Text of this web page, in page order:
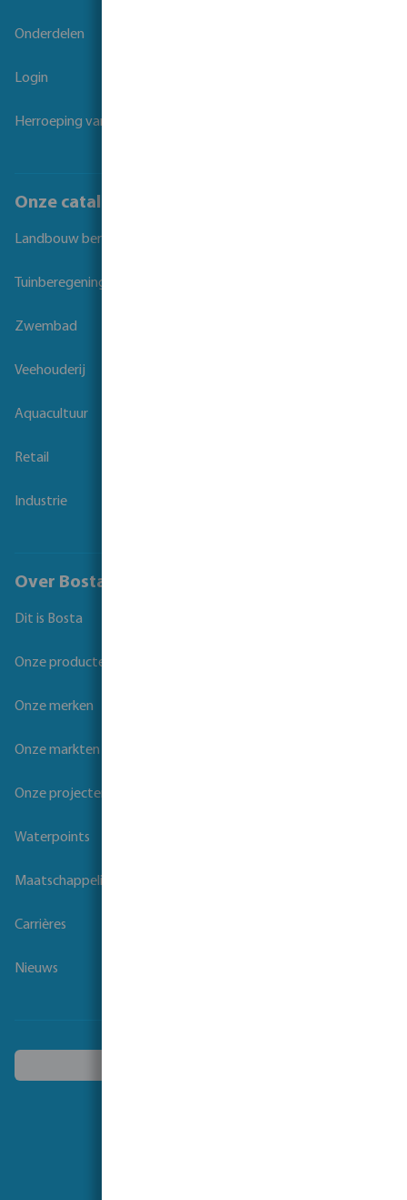
Onderdelen
Login
Herroeping van overeenkomst
Onze catalogi
Landbouw beregening
Tuinberegening
Zwembad
Veehouderij
Aquacultuur
Retail
Industrie
Over Bosta
Dit is Bosta
Onze producten
Onze merken
Onze markten
Onze projecten
Waterpoints
Maatschappelijk verantwoord ondernemen
Carrières
Nieuws